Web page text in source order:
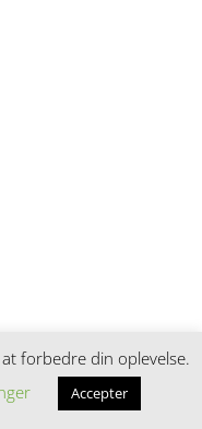
forbedre din oplevelse.
Accepter